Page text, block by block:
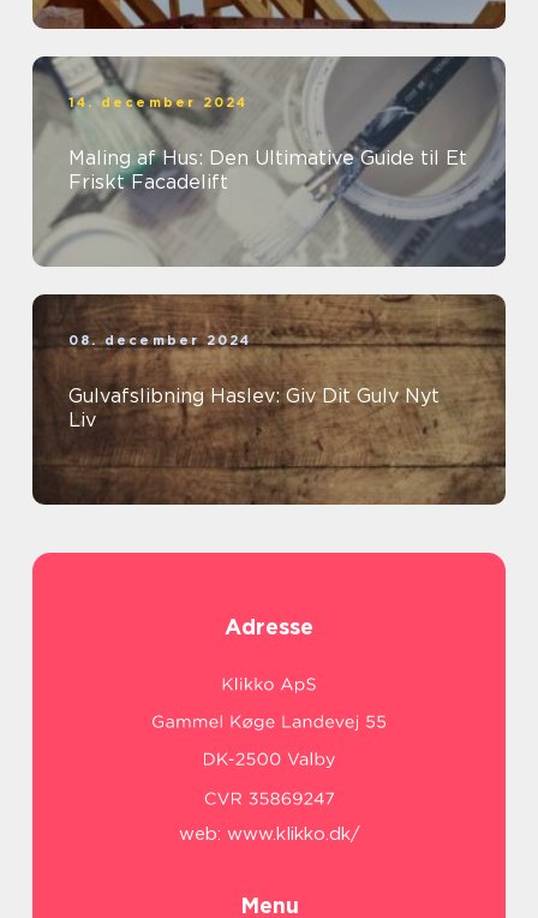
14. december 2024
Maling af Hus: Den Ultimative Guide til Et
Friskt Facadelift
08. december 2024
Gulvafslibning Haslev: Giv Dit Gulv Nyt
Liv
Adresse
web: www.klikko.dk/
Menu